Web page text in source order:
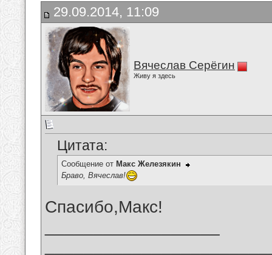
29.09.2014, 11:09
Вячеслав Серёгин
Живу я здесь
Цитата:
Сообщение от Макс Железякин
Браво, Вячеслав!
Спасибо,Макс!